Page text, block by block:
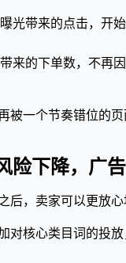
光带来的点击，开
来的下单数，不再
被一个节奏错位的页
险下降，广
后，卖家可以更放心
对核心类目词的投